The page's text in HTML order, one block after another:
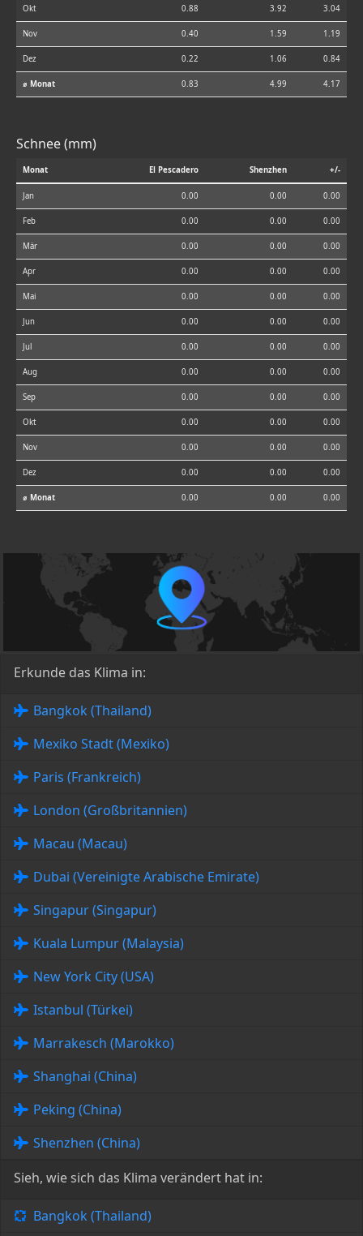
Okt 0.88 3.92 3.04
Nov 0.40 1.59 1.19
Dez 0.22 1.06 0.84
⌀ Monat 0.83 4.99 4.17
Schnee (mm)
Monat El Pescadero Shenzhen +/-
Jan 0.00 0.00 0.00
Feb 0.00 0.00 0.00
Mär 0.00 0.00 0.00
Apr 0.00 0.00 0.00
Mai 0.00 0.00 0.00
Jun 0.00 0.00 0.00
Jul 0.00 0.00 0.00
Aug 0.00 0.00 0.00
Sep 0.00 0.00 0.00
Okt 0.00 0.00 0.00
Nov 0.00 0.00 0.00
Dez 0.00 0.00 0.00
⌀ Monat 0.00 0.00 0.00
Erkunde das Klima in:
Bangkok (Thailand)
Mexiko Stadt (Mexiko)
Paris (Frankreich)
London (Großbritannien)
Macau (Macau)
Dubai (Vereinigte Arabische Emirate)
Singapur (Singapur)
Kuala Lumpur (Malaysia)
New York City (USA)
Istanbul (Türkei)
Marrakesch (Marokko)
Shanghai (China)
Peking (China)
Shenzhen (China)
Sieh, wie sich das Klima verändert hat in:
Bangkok (Thailand)